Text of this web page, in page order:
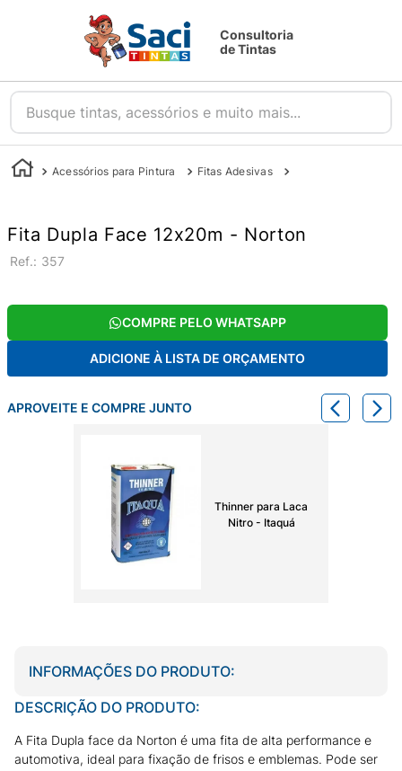
Consultoria
de Tintas
Busque tintas, acessórios e muito mais...
Acessórios para Pintura Fitas Adesivas
Fita Dupla Face 12x20m - Norton
: 357
COMPRE PELO WHATSAPP
ADICIONE À LISTA DE ORÇAMENTO
APROVEITE E COMPRE JUNTO
Thinner para Laca
Nitro - Itaquá
INFORMAÇÕES DO PRODUTO:
DESCRIÇÃO DO PRODUTO:
A Fita Dupla face da Norton é uma fita de alta performance e
automotiva, ideal para fixação de frisos e emblemas. Pode ser